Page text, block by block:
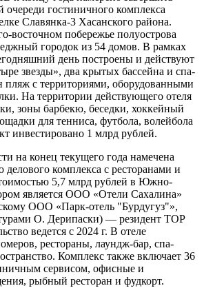
очереди гостиничного комплекса
Славянка-3 Хасанского района.
восточном побережье полуострова
городок из 54 домов. В рамках
день построены и действуют
звезды», два крытых бассейна и спа-
пляж с территориями, оборудованными
На территории действующего отеля
зоны барбекю, беседки, хоккейный
для тенниса, футбола, волейбола
инвестировано 1 млрд рублей.
на конец текущего года намечена
делового комплекса с ресторанами и
5,7 млрд рублей в Южно-
является ООО «Отели Сахалина»
ООО «Парк-отель "Бурдугуз"»,
О. Дерипаски) — резидент ТОР
ведется с 2024 г. В отеле
рестораны, лаундж-бар, спа-
Комплекс также включает 36
сервисом, офисные и
рыбный ресторан и фудкорт.